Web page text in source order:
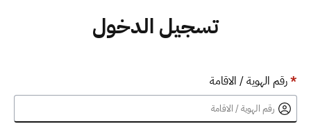
تسجيل الدخول
*رقم الهوية / الاقامة